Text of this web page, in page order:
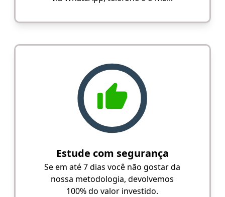
Estude com segurança
Se em até 7 dias você não gostar da
nossa metodologia, devolvemos
100% do valor investido.